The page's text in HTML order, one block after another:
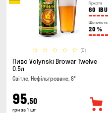
Гіркота
60 IBU
Щільність
20 %
(0)
Пиво Volynski Browar Twelve
0.5л
Світле, Нефільтроване, 8°
95,50
грн за 1 шт